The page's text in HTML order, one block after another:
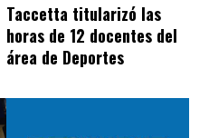
Taccetta titularizó las
horas de 12 docentes del
área de Deportes